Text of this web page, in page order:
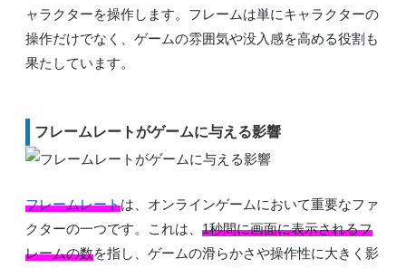
ャラクターを操作します。フレームは単にキャラクターの
操作だけでなく、ゲームの雰囲気や没入感を高める役割も
果たしています。
フレームレートがゲームに与える影響
フレームレートは、オンラインゲームにおいて重要なファ
クターの一つです。これは、 1秒間に画面に表示されるフ
レームの数を指し、ゲームの滑らかさや操作性に大きく影